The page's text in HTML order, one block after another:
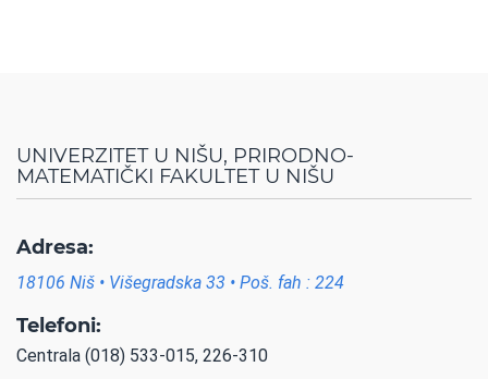
UNIVERZITET U NIŠU, PRIRODNO-
MATEMATIČKI FAKULTET U NIŠU
Adresa:
18106 Niš • Višegradska 33 • Poš. fah : 224
Telefoni:
Centrala (018) 533-015, 226-310